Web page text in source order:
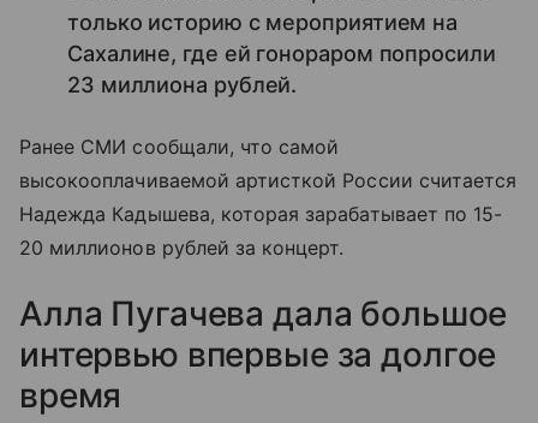
только историю с мероприятием на
Сахалине, где ей гонораром попросили
23 миллиона рублей.
Ранее СМИ сообщали, что самой
высокооплачиваемой артисткой России считается
Надежда Кадышева, которая зарабатывает по 15-
20 миллионов рублей за концерт.
Алла Пугачева дала большое
интервью впервые за долгое
время